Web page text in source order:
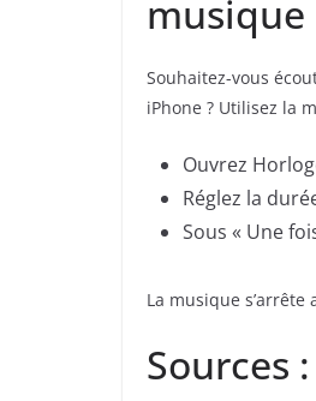
musique
Souhaitez-vous
iPhone ? Utilisez la
Ouvrez
Réglez la
Sous « Une
La musique
Sources :